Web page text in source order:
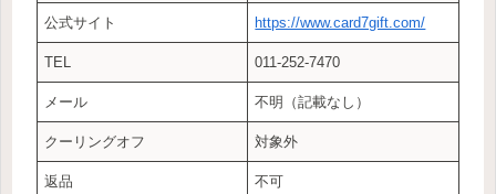
公式サイト https://www.card7gift.com/
TEL 011-252-7470
メール 不明（記載なし）
クーリングオフ 対象外
返品 不可